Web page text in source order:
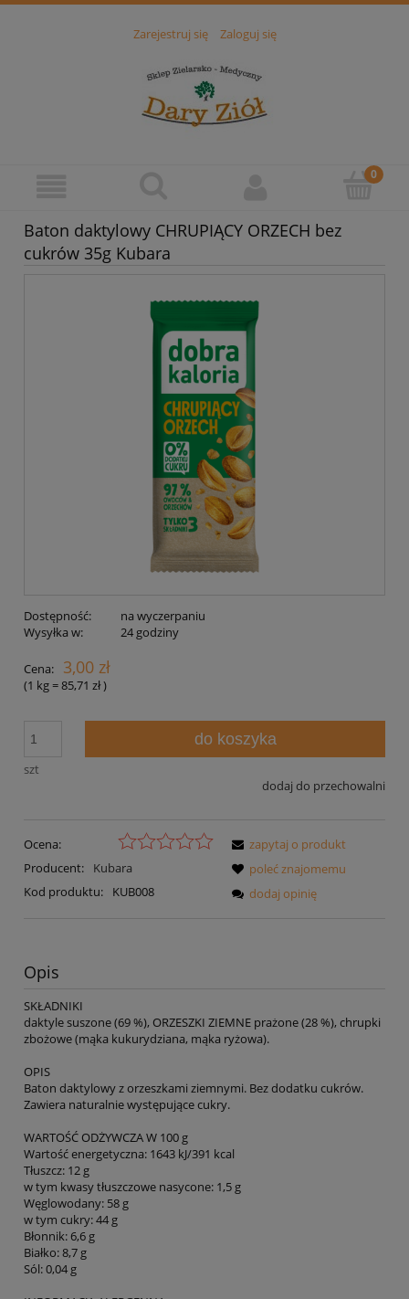
Zarejestruj się Zaloguj się
Baton daktylowy CHRUPIĄCY ORZECH bez
cukrów 35g Kubara
Dostępność:
na wyczerpaniu
Wysyłka w:
24 godziny
Cena: 3,00 zł
(1 kg=85,71 zł)
szt
do koszyka
dodaj do przechowalni
Ocena:
Producent:
Kubara
Kod produktu:
KUB008
zapytaj o produkt
poleć znajomemu
dodaj opinię
Opis
SKŁADNIKI
daktyle suszone (69 %), ORZESZKI ZIEMNE prażone (28 %), chrupki
zbożowe (mąka kukurydziana, mąka ryżowa).
OPIS
Baton daktylowy z orzeszkami ziemnymi. Bez dodatku cukrów.
Zawiera naturalnie występujące cukry.
WARTOŚĆ ODŻYWCZA W 100 g
Wartość energetyczna: 1643 kJ/391 kcal
Tłuszcz: 12 g
w tym kwasy tłuszczowe nasycone: 1,5 g
Węglowodany: 58 g
w tym cukry: 44 g
Błonnik: 6,6 g
Białko: 8,7 g
Sól: 0,04 g